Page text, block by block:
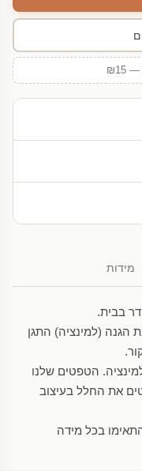
מידות
בבית.
הגנה (למינציה) התגן
הטפטים שלנו
את החלל בעיצוב
בכל מידה